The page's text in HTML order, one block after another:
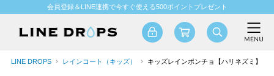
会員登録＆LINE連携で今すぐ使える500ポイントプレゼント
LINE DROPS レインコート（キッズ） キッズレインポンチョ【ハリネズミ】